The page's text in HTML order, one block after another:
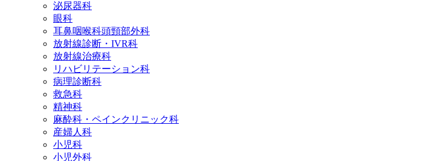
泌尿器科
眼科
耳鼻咽喉科頭頸部外科
放射線診断・IVR科
放射線治療科
リハビリテーション科
病理診断科
救急科
精神科
麻酔科・ペインクリニック科
産婦人科
小児科
小児外科